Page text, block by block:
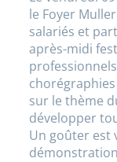
le Foyer
salariés et
après-midi
sur le thème
développer
Un goûter est